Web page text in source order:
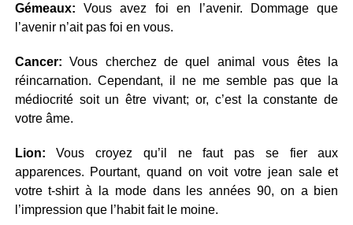
Gémeaux:Vous avez foi en l’avenir. Dommage que
l’avenir n’ait pas foi en vous.
Cancer:Vous cherchez de quel animal vous êtes la
réincarnation. Cependant, il ne me semble pas que la
médiocrité soit un être vivant; or, c’est la constante de
votre âme.
Lion:Vous croyez qu’il ne faut pas se fier aux
apparences. Pourtant, quand on voit votre jean sale et
votre t-shirt à la mode dans les années 90, on a bien
l’impression que l’habit fait le moine.